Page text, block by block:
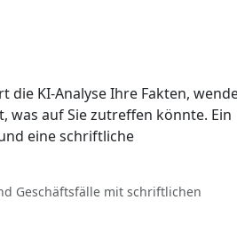
KI-Analyse Ihre Fakten,
auf Sie zutreffen könnte. Ein
eine schriftliche
Geschäftsfälle mit schriftlichen